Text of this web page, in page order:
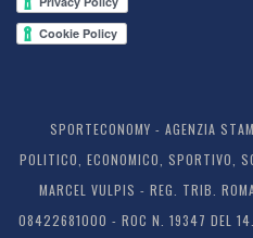
SPORTECONOMY - AGENZIA
POLITICO, ECONOMICO, SPORTIVO,
MARCEL VULPIS - REG. TRIB.
08422681000 - ROC N. 19347 DEL